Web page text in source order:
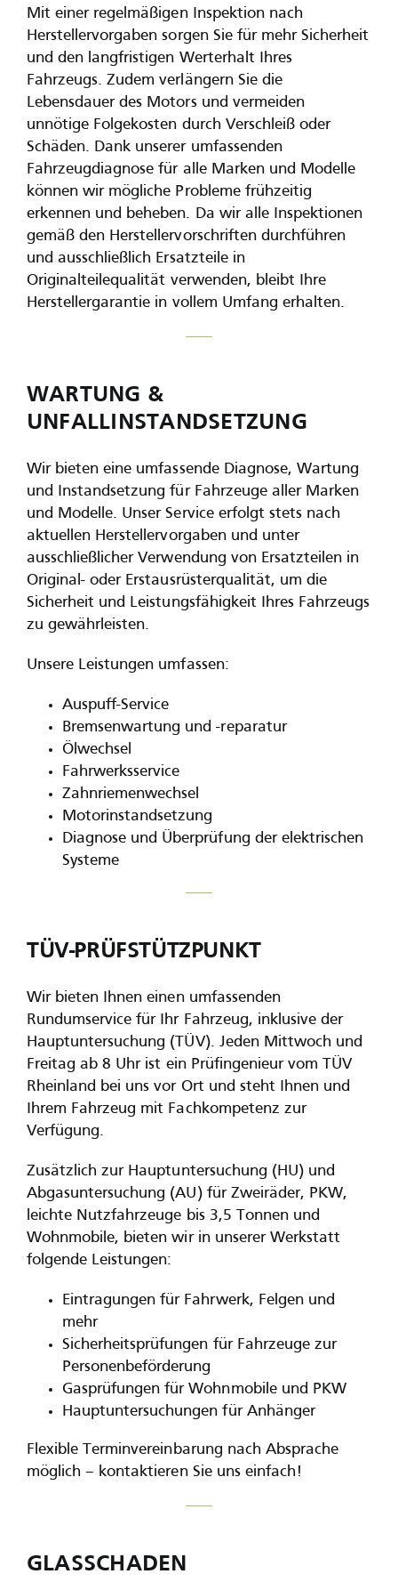
Mit einer regelmäßigen Inspektion nach
Herstellervorgaben sorgen Sie für mehr Sicherheit
und den langfristigen Werterhalt Ihres
Fahrzeugs. Zudem verlängern Sie die
Lebensdauer des Motors und vermeiden
unnötige Folgekosten durch Verschleiß oder
Schäden. Dank unserer umfassenden
Fahrzeugdiagnose für alle Marken und Modelle
können wir mögliche Probleme frühzeitig
erkennen und beheben. Da wir alle Inspektionen
gemäß den Herstellervorschriften durchführen
und ausschließlich Ersatzteile in
Originalteilequalität verwenden, bleibt Ihre
Herstellergarantie in vollem Umfang erhalten.
WARTUNG &
UNFALLINSTANDSETZUNG
Wir bieten eine umfassende Diagnose, Wartung
und Instandsetzung für Fahrzeuge aller Marken
und Modelle. Unser Service erfolgt stets nach
aktuellen Herstellervorgaben und unter
ausschließlicher Verwendung von Ersatzteilen in
Original- oder Erstausrüsterqualität, um die
Sicherheit und Leistungsfähigkeit Ihres Fahrzeugs
zu gewährleisten.
Unsere Leistungen umfassen:
Auspuff-Service
Bremsenwartung und -reparatur
Ölwechsel
Fahrwerksservice
Zahnriemenwechsel
Motorinstandsetzung
Diagnose und Überprüfung der elektrischen
Systeme
TÜV-PRÜFSTÜTZPUNKT
Wir bieten Ihnen einen umfassenden
Rundumservice für Ihr Fahrzeug, inklusive der
Hauptuntersuchung (TÜV). Jeden Mittwoch und
Freitag ab 8 Uhr ist ein Prüfingenieur vom TÜV
Rheinland bei uns vor Ort und steht Ihnen und
Ihrem Fahrzeug mit Fachkompetenz zur
Verfügung.
Zusätzlich zur Hauptuntersuchung (HU) und
Abgasuntersuchung (AU) für Zweiräder, PKW,
leichte Nutzfahrzeuge bis 3,5 Tonnen und
Wohnmobile, bieten wir in unserer Werkstatt
folgende Leistungen:
Eintragungen für Fahrwerk, Felgen und
mehr
Sicherheitsprüfungen für Fahrzeuge zur
Personenbeförderung
Gasprüfungen für Wohnmobile und PKW
Hauptuntersuchungen für Anhänger
Flexible Terminvereinbarung nach Absprache
möglich – kontaktieren Sie uns einfach!
GLASSCHADEN